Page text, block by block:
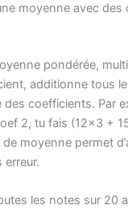
moyenne avec des
pondérée,
additionne tous
des coefficients. Par
2, tu fais (12×3 +
moyenne permet
les notes sur 20